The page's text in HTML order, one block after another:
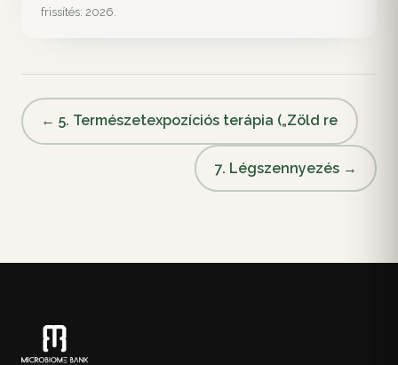
frissítés: 2026.
← 5. Természetexpozíciós terápia („Zöld re
7. Légszennyezés →